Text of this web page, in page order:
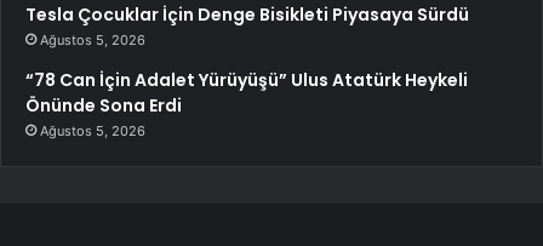
Tesla Çocuklar İçin Denge Bisikleti Piyasaya Sürdü
Ağustos 5, 2026
“78 Can İçin Adalet Yürüyüşü” Ulus Atatürk Heykeli
Önünde Sona Erdi
Ağustos 5, 2026